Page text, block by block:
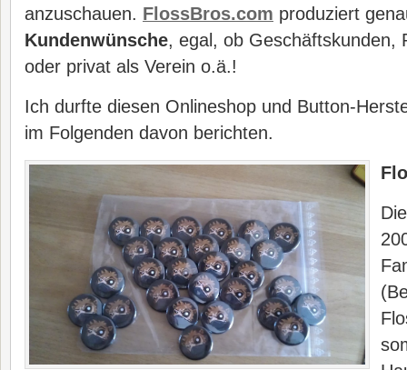
anzuschauen. FlossBros.com produziert
Kundenwünsche, egal, ob Geschäftskunden,
oder privat als Verein o.ä.!
Ich durfte diesen Onlineshop und Button-
im Folgenden davon berichten.